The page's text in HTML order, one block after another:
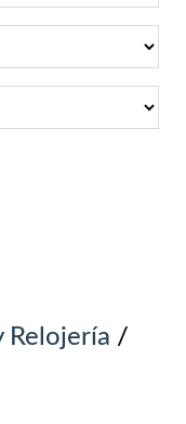
Relojería /